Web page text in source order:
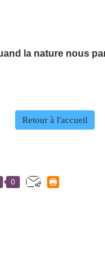
la nature nous
Retour à l'accueil
0